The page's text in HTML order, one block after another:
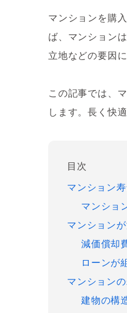
マンションを購
ば、マンション
立地などの要因
この記事では、
します。長く快
目次
マンション
マンショ
マンション
減価償却
ローンが
マンション
建物の構